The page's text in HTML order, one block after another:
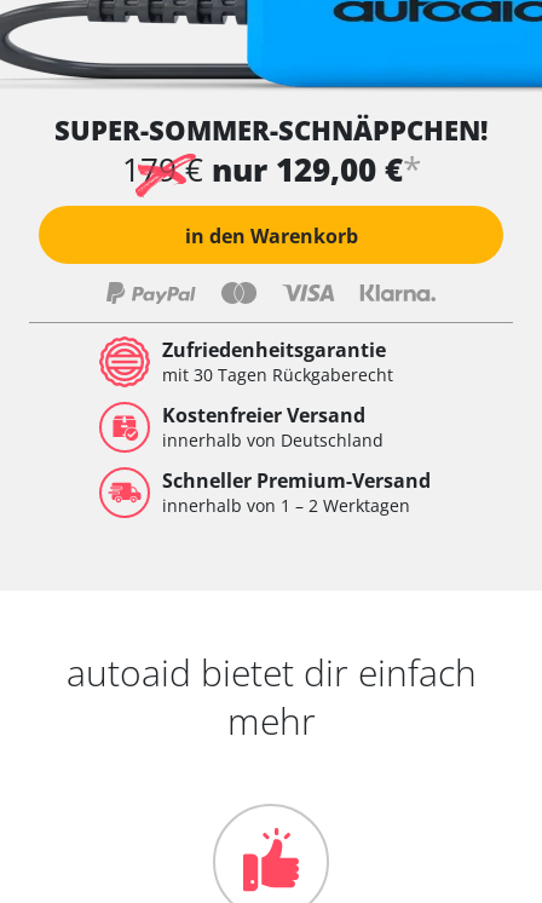
SUPER-SOMMER-SCHNÄPPCHEN!
179 € nur 129,00 €*
in den Warenkorb
Zufriedenheitsgarantie
mit 30 Tagen Rückgaberecht
Kostenfreier Versand
innerhalb von Deutschland
Schneller Premium-Versand
innerhalb von 1 – 2 Werktagen
autoaid bietet dir einfach
mehr